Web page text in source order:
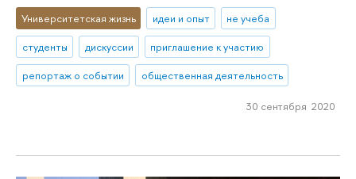
Университетская жизнь идеи и опыт
не учеба
студенты
дискуссии
приглашение к участию
репортаж о событии
общественная деятельность
30 сентября 2020